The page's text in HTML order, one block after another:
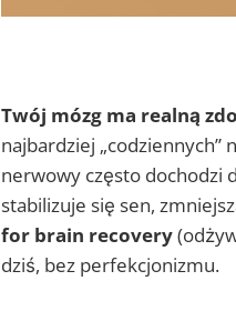
Twój mózg ma realną
najbardziej „codziennych”
nerwowy często dochodzi
stabilizuje się sen,
for brain recovery
dziś, bez perfekcjonizmu.